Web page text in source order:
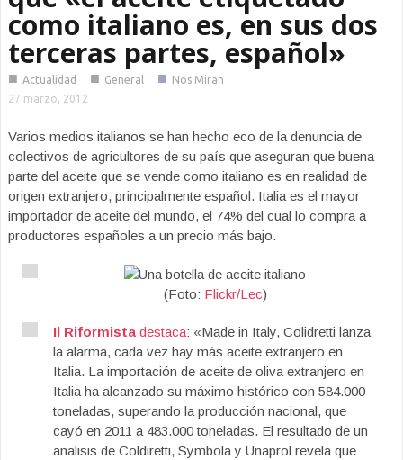
como italiano es, en sus dos
terceras partes, español»
■ Actualidad ■ General ■ Nos Miran
27 marzo, 2012
Varios medios italianos se han hecho eco de la denuncia de
colectivos de agricultores de su país que aseguran que buena
parte del aceite que se vende como italiano es en realidad de
origen extranjero, principalmente español. Italia es el mayor
importador de aceite del mundo, el 74% del cual lo compra a
productores españoles a un precio más bajo.
(Foto: Flickr/Lec)
Il Riformista destaca: «Made in Italy, Colidretti lanza
la alarma, cada vez hay más aceite extranjero en
Italia. La importación de aceite de oliva extranjero en
Italia ha alcanzado su máximo histórico con 584.000
toneladas, superando la producción nacional, que
cayó en 2011 a 483.000 toneladas. El resultado de un
analisis de Coldiretti, Symbola y Unaprol revela que